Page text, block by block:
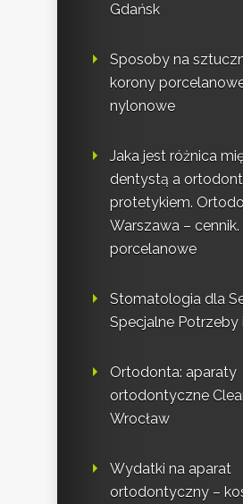
Gdańsk
Sposoby na
korony
nylonowe
Jaka jest różnica
dentystą a
protetykiem.
Warszawa –
porcelanowe
Stomatologia dla
Specjalne Potrzeby
Ortodonta: aparaty
ortodontyczne
Wrocław
Wydatki na aparat
ortodontyczny –